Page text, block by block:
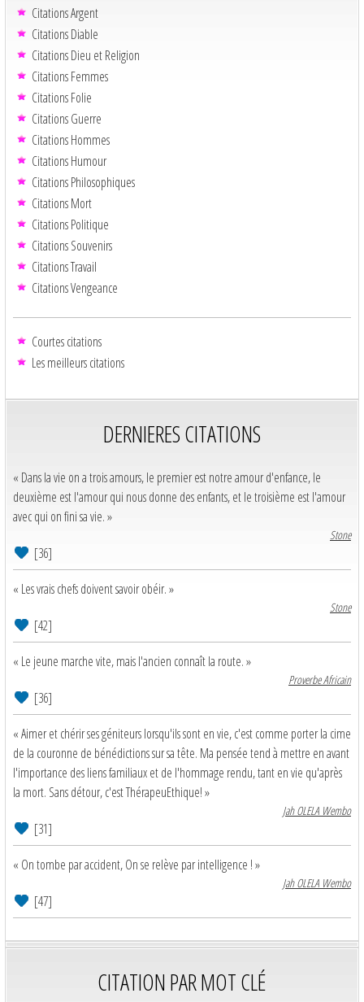
Citations Argent
Citations Diable
Citations Dieu et Religion
Citations Femmes
Citations Folie
Citations Guerre
Citations Hommes
Citations Humour
Citations Philosophiques
Citations Mort
Citations Politique
Citations Souvenirs
Citations Travail
Citations Vengeance
Courtes citations
Les meilleurs citations
DERNIERES CITATIONS
« Dans la vie on a trois amours, le premier est notre amour d'enfance, le
deuxième est l'amour qui nous donne des enfants, et le troisième est l'amour
avec qui on fini sa vie. »
Stone
[36]
« Les vrais chefs doivent savoir obéir. »
Stone
[42]
« Le jeune marche vite, mais l'ancien connaît la route. »
Proverbe Africain
[36]
« Aimer et chérir ses géniteurs lorsqu'ils sont en vie, c'est comme porter la cime
de la couronne de bénédictions sur sa tête. Ma pensée tend à mettre en avant
l'importance des liens familiaux et de l'hommage rendu, tant en vie qu'après
la mort. Sans détour, c'est ThérapeuEthique! »
Jah OLELA Wembo
[31]
« On tombe par accident, On se relève par intelligence ! »
Jah OLELA Wembo
[47]
CITATION PAR MOT CLÉ